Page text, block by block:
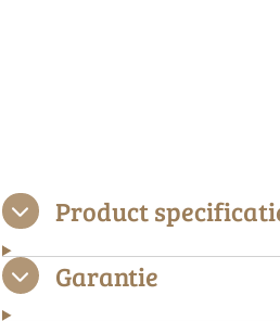
Product
Garantie